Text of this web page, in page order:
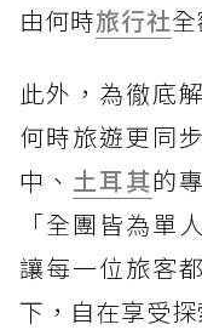
由何時旅行社
此外，為徹底
何時旅遊更同
中、 土耳其的
「全團皆為單
讓每一位旅客
下，自在享受